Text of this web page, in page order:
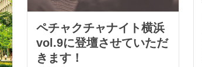
ペチャクチャナイト横浜
vol.9に登壇させていただ
きます！